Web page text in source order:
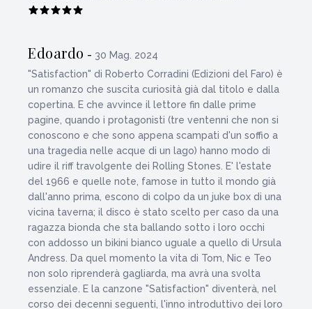
Edoardo - 30 Mag. 2024
"Satisfaction" di Roberto Corradini (Edizioni del Faro) è
un romanzo che suscita curiosità già dal titolo e dalla
copertina. E che avvince il lettore fin dalle prime
pagine, quando i protagonisti (tre ventenni che non si
conoscono e che sono appena scampati d'un soffio a
una tragedia nelle acque di un lago) hanno modo di
udire il riff travolgente dei Rolling Stones. E' l'estate
del 1966 e quelle note, famose in tutto il mondo già
dall'anno prima, escono di colpo da un juke box di una
vicina taverna; il disco è stato scelto per caso da una
ragazza bionda che sta ballando sotto i loro occhi
con addosso un bikini bianco uguale a quello di Ursula
Andress. Da quel momento la vita di Tom, Nic e Teo
non solo riprenderà gagliarda, ma avrà una svolta
essenziale. E la canzone "Satisfaction" diventerà, nel
corso dei decenni seguenti, l'inno introduttivo dei loro